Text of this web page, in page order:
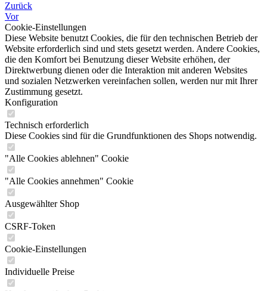
Zurück
Vor
Cookie-Einstellungen
Diese Website benutzt Cookies, die für den technischen Betrieb der
Website erforderlich sind und stets gesetzt werden. Andere Cookies,
die den Komfort bei Benutzung dieser Website erhöhen, der
Direktwerbung dienen oder die Interaktion mit anderen Websites
und sozialen Netzwerken vereinfachen sollen, werden nur mit Ihrer
Zustimmung gesetzt.
Konfiguration
Technisch erforderlich
Diese Cookies sind für die Grundfunktionen des Shops notwendig.
"Alle Cookies ablehnen" Cookie
"Alle Cookies annehmen" Cookie
Ausgewählter Shop
CSRF-Token
Cookie-Einstellungen
Individuelle Preise